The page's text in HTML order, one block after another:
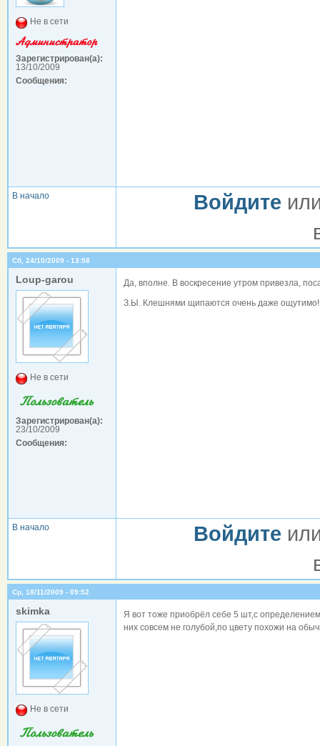
Не в сети
Зарегистрирован(а):
13/10/2009
Сообщения:
В начало Войдите
Сб, 24/10/2009 - 13:58
Loup-garou
Не в сети
Зарегистрирован(а):
23/10/2009
Сообщения:
Да, вполне. В воскресение утром привезла,
З.Ы. Клешнями щипаются очень даже
В начало Войдите
Ср, 18/11/2009 - 09:52
skimka
Не в сети
Я вот тоже приобрёл себе 5 шт,с
них совсем не голубой,по цвету похожи на